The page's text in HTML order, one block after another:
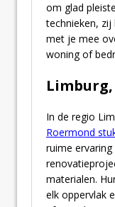
om glad
technieken,
met je mee
woning of
In de regio
Roermond
ruime
materialen.
elk oppervlak